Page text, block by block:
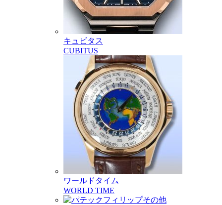
キュビタス
CUBITUS
ワールドタイム
WORLD TIME